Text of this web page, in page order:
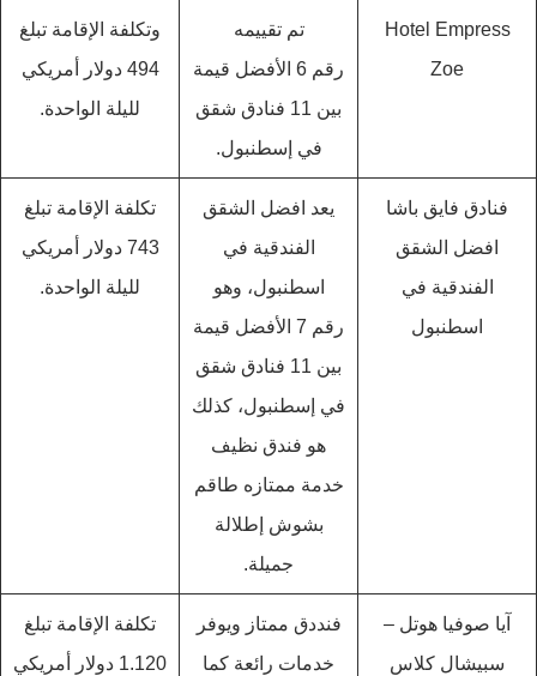
Hotel Empress
Zoe‬
تم تقييمه
رقم 6 الأفضل قيمة
بين 11 فنادق شقق
في إسطنبول.
وتكلفة الإقامة تبلغ
494 دولار أمريكي
لليلة الواحدة.
فنادق فايق باشا
افضل الشقق
الفندقية في
اسطنبول
يعد افضل الشقق
الفندقية في
اسطنبول، وهو
رقم 7 الأفضل قيمة
بين 11 فنادق شقق
في إسطنبول، كذلك
هو فندق نظيف
خدمة ممتازه طاقم
بشوش إطلالة
جميلة.
تكلفة الإقامة تبلغ
743 دولار أمريكي
لليلة الواحدة.
آيا صوفيا هوتل –
سبيشال كلاس
فنددق ممتاز ويوفر
خدمات رائعة كما
تكلفة الإقامة تبلغ
1.120 دولار أمريكي